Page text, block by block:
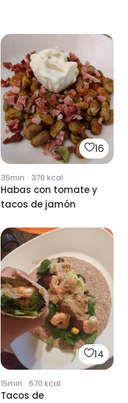
16
35min · 370 kcal
Habas con tomate y
tacos de jamón
14
15min · 670 kcal
Tacos de